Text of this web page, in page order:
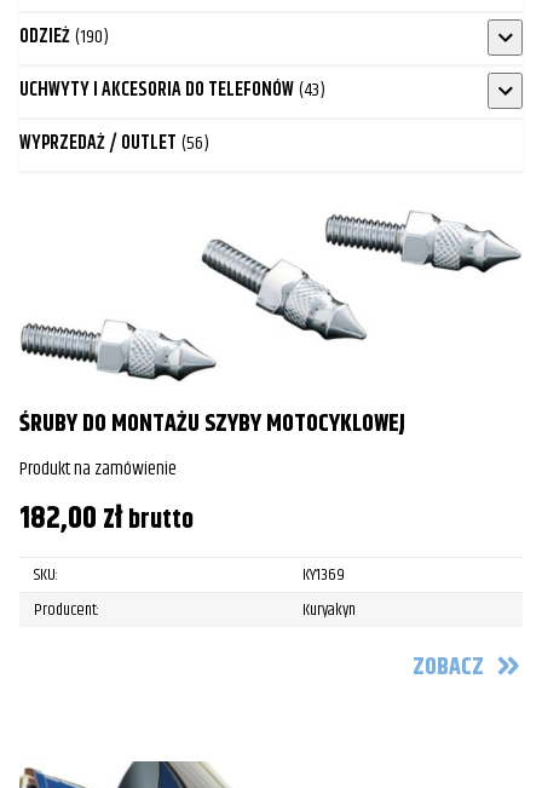
ODZIEŻ(190)
UCHWYTY I AKCESORIA DO TELEFONÓW(43)
WYPRZEDAŻ / OUTLET (56)
ŚRUBY DO MONTAŻU SZYBY MOTOCYKLOWEJ
Produkt na zamówienie
182,00złbrutto
SKU:
KY1369
Producent:
Kuryakyn
ZOBACZ